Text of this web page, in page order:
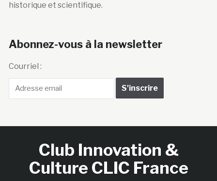
historique et scientifique.
Abonnez-vous à la newsletter
Courriel :
Club Innovation &
Culture CLIC France